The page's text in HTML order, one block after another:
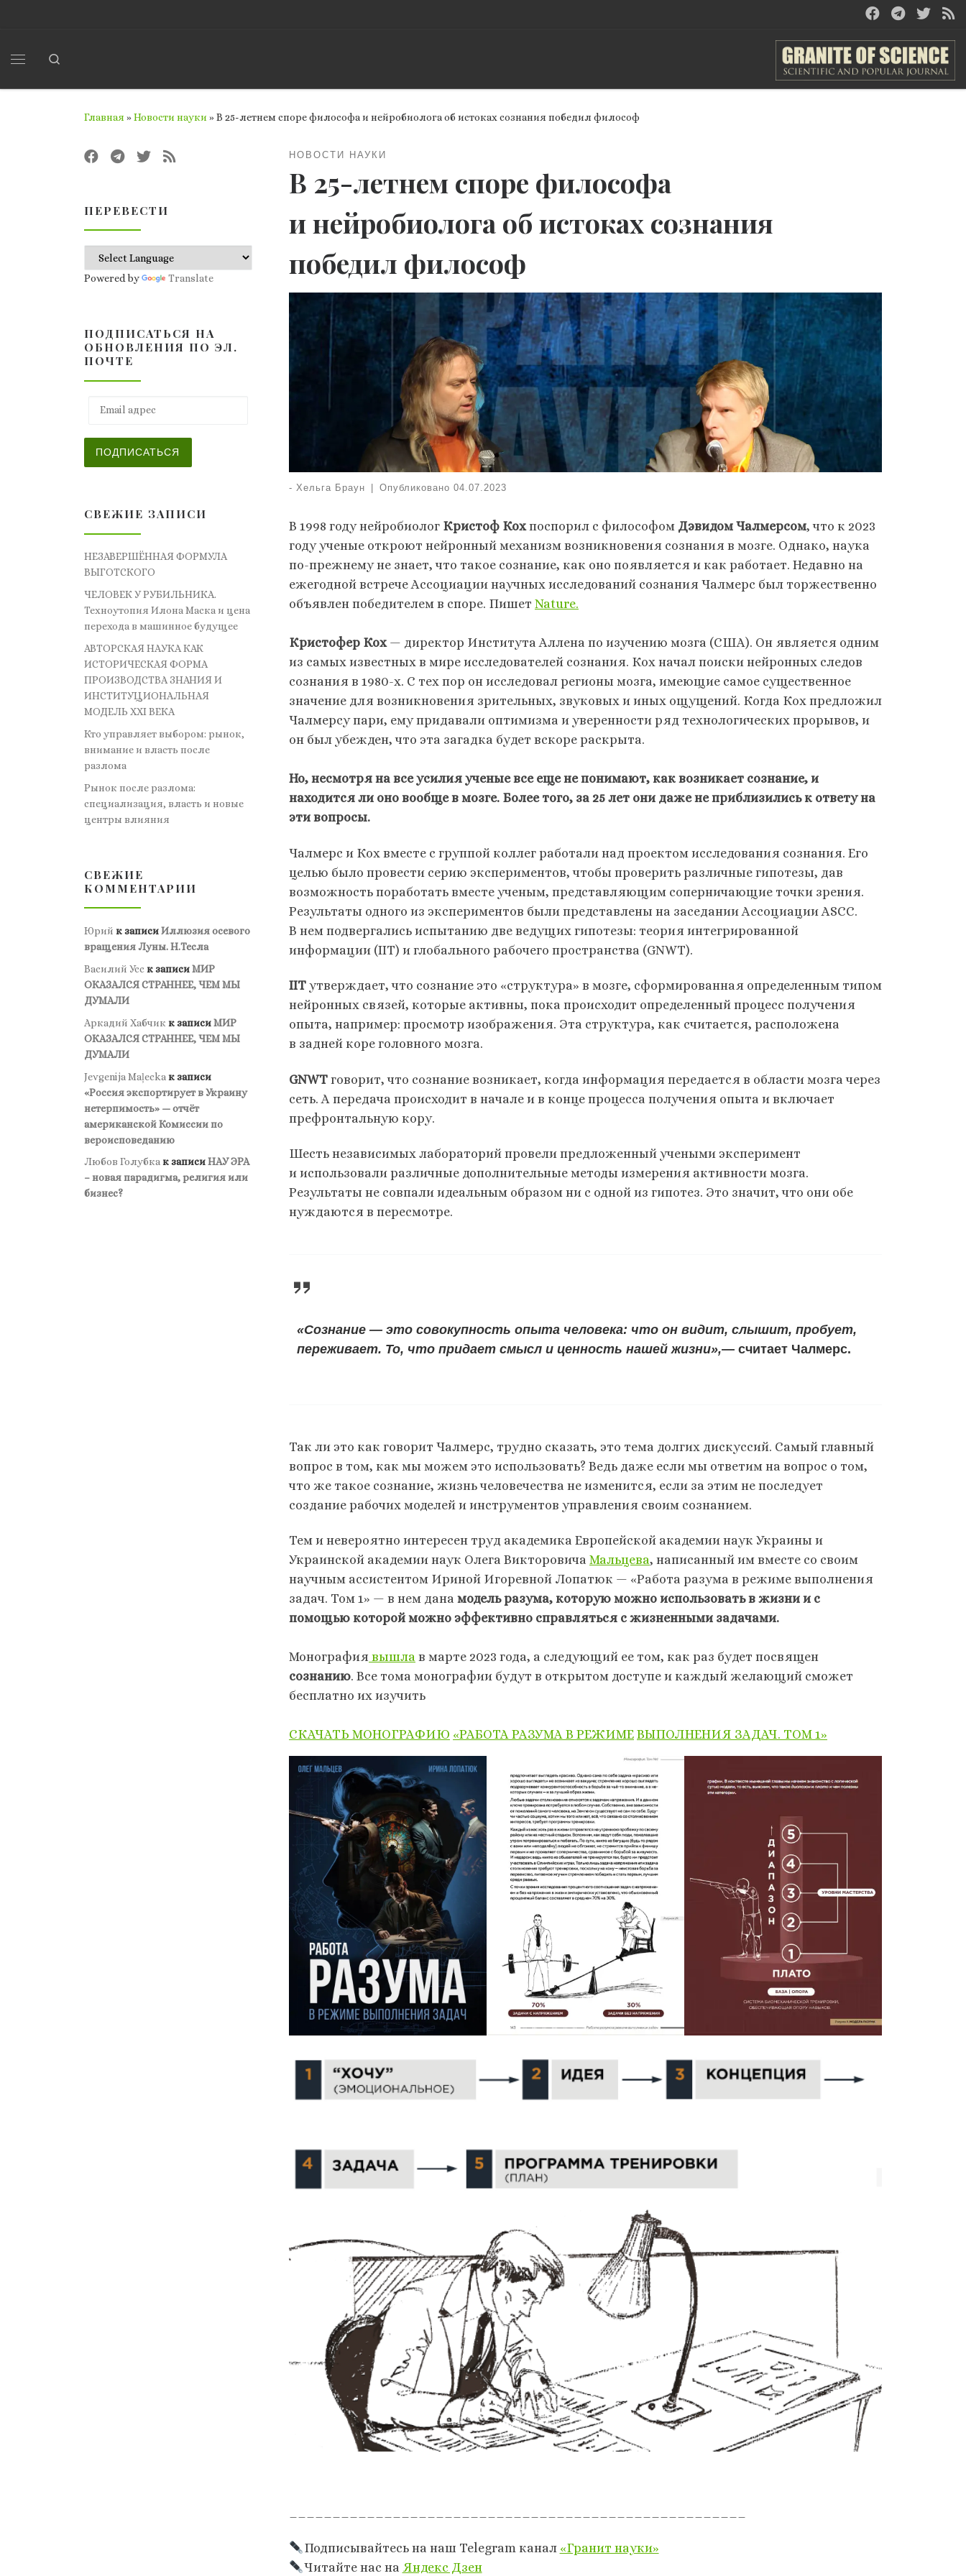
Главная »Новости науки »В 25-летнем споре философа и нейробиолога об истоках сознания победил философ
НОВОСТИ НАУКИ
В 25-летнем споре философа
и нейробиолога об истоках сознания
победил философ
- Хельга Браун Опубликовано 04.07.2023
В 1998 году нейробиолог Кристоф Кохпоспорил с философом Дэвидом Чалмерсом, что к 2023
году ученые откроют нейронный механизм возникновения сознания в мозге. Однако, наука
по-прежнему не знает, что такое сознание, как оно появляется и как работает. Недавно на
ежегодной встрече Ассоциации научных исследований сознания Чалмерс был торжественно
объявлен победителем в споре. Пишет Nature.
Кристофер Кох— директор Института Аллена по изучению мозга (США). Он является одним
из самых известных в мире исследователей сознания. Кох начал поиски нейронных следов
сознания в 1980-х. С тех пор он исследовал регионы мозга, имеющие самое существенное
значение для возникновения зрительных, звуковых и иных ощущений. Когда Кох предложил
Чалмерсу пари, ему придавали оптимизма и уверенности ряд технологических прорывов, и
он был убежден, что эта загадка будет вскоре раскрыта.
Но, несмотря на все усилия ученые все еще не понимают, как возникает сознание, и
находится ли оно вообще в мозге. Более того, за 25 лет они даже не приблизились к ответу на
эти вопросы.
Чалмерс и Кох вместе с группой коллег работали над проектом исследования сознания. Его
целью было провести серию экспериментов, чтобы проверить различные гипотезы, дав
возможность поработать вместе ученым, представляющим соперничающие точки зрения.
Результаты одного из экспериментов были представлены на заседании Ассоциации ASCC.
В нем подвергались испытанию две ведущих гипотезы: теория интегрированной
информации (IIT) и глобального рабочего пространства (GNWT).
IIT утверждает, что сознание это «структура» в мозге, сформированная определенным типом
нейронных связей, которые активны, пока происходит определенный процесс получения
опыта, например: просмотр изображения. Эта структура, как считается, расположена
в задней коре головного мозга.
GNWT говорит, что сознание возникает, когда информация передается в области мозга через
сеть. А передача происходит в начале и в конце процесса получения опыта и включает
префронтальную кору.
Шесть независимых лабораторий провели предложенный учеными эксперимент
и использовали различные дополнительные методы измерения активности мозга.
Результаты не совпали идеальным образом ни с одной из гипотез. Это значит, что они обе
нуждаются в пересмотре.
«Сознание — это совокупность опыта человека: что он видит, слышит, пробует,
переживает. То, что придает смысл и ценность нашей жизни»,— считает Чалмерс.
Так ли это как говорит Чалмерс, трудно сказать, это тема долгих дискуссий. Самый главный
вопрос в том, как мы можем это использовать? Ведь даже если мы ответим на вопрос о том,
что же такое сознание, жизнь человечества не изменится, если за этим не последует
создание рабочих моделей и инструментов управления своим сознанием.
Тем и невероятно интересен труд академика Европейской академии наук Украины и
Украинской академии наук Олега Викторовича Мальцева, написанный им вместе со своим
научным ассистентом Ириной Игоревной Лопатюк — «Работа разума в режиме выполнения
задач. Том 1» — в нем дана модель разума, которую можно использовать в жизни и с
помощью которой можно эффективно справляться с жизненными задачами.
Монография вышла в марте 2023 года, а следующий ее том, как раз будет посвящен
сознанию. Все тома монографии будут в открытом доступе и каждый желающий сможет
бесплатно их изучить
СКАЧАТЬ МОНОГРАФИЮ «РАБОТА РАЗУМА В РЕЖИМЕ ВЫПОЛНЕНИЯ ЗАДАЧ. ТОМ 1»
Подписывайтесь на наш Telegram канал «Гранит науки»
Читайте нас на Яндекс Дзен
ПЕРЕВЕСТИ
Powered by Translate
ПОДПИСАТЬСЯ НА
ОБНОВЛЕНИЯ ПО ЭЛ.
ПОЧТЕ
ПОДПИСАТЬСЯ
СВЕЖИЕ ЗАПИСИ
НЕЗАВЕРШЁННАЯ ФОРМУЛА
ВЫГОТСКОГО
ЧЕЛОВЕК У РУБИЛЬНИКА.
Техноутопия Илона Маска и цена
перехода в машинное будущее
АВТОРСКАЯ НАУКА КАК
ИСТОРИЧЕСКАЯ ФОРМА
ПРОИЗВОДСТВА ЗНАНИЯ И
ИНСТИТУЦИОНАЛЬНАЯ
МОДЕЛЬ XXI ВЕКА
Кто управляет выбором: рынок,
внимание и власть после
разлома
Рынок после разлома:
специализация, власть и новые
центры влияния
СВЕЖИЕ
КОММЕНТАРИИ
Юрий к записиИллюзия осевого
вращения Луны. Н.Тесла
Василий Усс к записиМИР
ОКАЗАЛСЯ СТРАННЕЕ, ЧЕМ МЫ
ДУМАЛИ
Аркадий Хабчик к записиМИР
ОКАЗАЛСЯ СТРАННЕЕ, ЧЕМ МЫ
ДУМАЛИ
Jevgenija Maļecka к записи
«Россия экспортирует в Украину
нетерпимость» — отчёт
американской Комиссии по
вероисповеданию
Любов Голубкак записиНАУ ЭРА
– новая парадигма, религия или
бизнес?